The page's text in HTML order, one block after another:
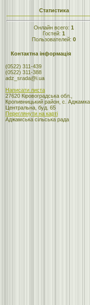
Статистика
Онлайн всего: 1
Гостей: 1
Пользователей: 0
Контактна інформація
(0522) 311-439
(0522) 311-388
adz_srada@i.ua
Написати листа
27620 Кіровоградська обл.,
Кропивницький район, с.
Центральна, буд. 65
Переглянути на карті
Аджамська сільська рада